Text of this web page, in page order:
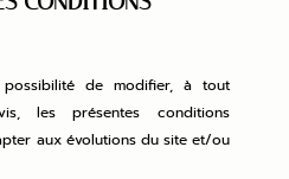
possibilité de modifier, à tout
les présentes conditions
aux évolutions du site et/ou